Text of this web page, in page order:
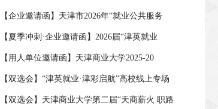
【企业邀请函】天津市2026年“就业公共服务
【夏季冲刺·企业邀请函】2026届“津英就业
【用人单位邀请函】天津商业大学2025-20
【双选会】“津英就业·津彩启航”高校线上专场
【双选会】天津商业大学第二届“天商薪火 职路